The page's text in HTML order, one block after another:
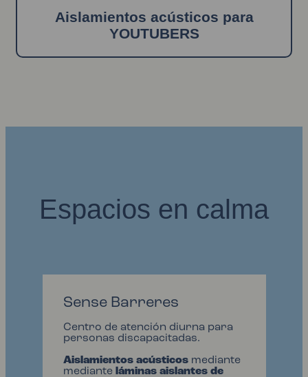
Aislamientos acústicos para
YOUTUBERS
Espacios en calma
Sense Barreres
Centro de atención diurna para
personas discapacitadas.
Aislamientos acústicosmediante
mediante láminas aislantes de